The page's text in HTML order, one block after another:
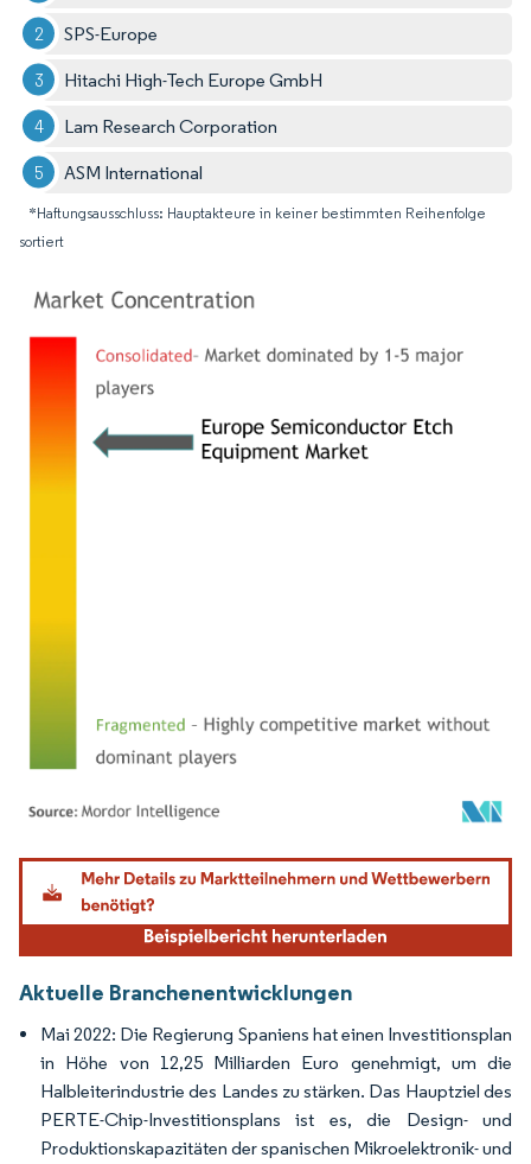
SPS-Europe
Hitachi High-Tech Europe GmbH
Lam Research Corporation
ASM International
*Haftungsausschluss: Hauptakteure in keiner bestimmten Reihenfolge
sortiert
Bild © Mordor Intelligence. Wiederverwendung erfordert Namensnennung gemäß
Aktuelle Branchenentwicklungen
Mai 2022: Die Regierung Spaniens hat einen Investitionsplan
in Höhe von 12,25 Milliarden Euro genehmigt, um die
Halbleiterindustrie des Landes zu stärken. Das Hauptziel des
PERTE-Chip-Investitionsplans ist es, die Design- und
Produktionskapazitäten der spanischen Mikroelektronik- und